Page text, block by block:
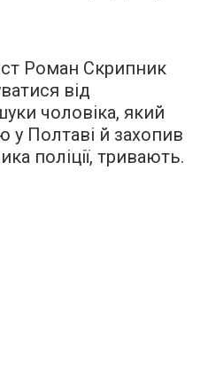
Роман Скрипник
від
чоловіка, який
у Полтаві й захопив
поліції, тривають.